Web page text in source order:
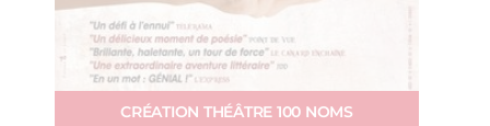
CRÉATION THÉÂTRE 100 NOMS